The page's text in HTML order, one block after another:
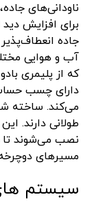
ناودانی‌های
برای افزایش
جاده
آب و هوایی
که از پلیمری
دارای چسب
طولانی دارند.
نصب می‌شوند تا
مسیرهای
سیستم